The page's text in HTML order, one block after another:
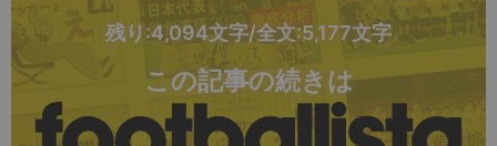
残り:4,094文字/全文:5,177文字
この記事の続きは